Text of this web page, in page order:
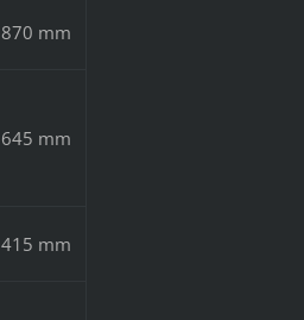
870 mm
645 mm
415 mm